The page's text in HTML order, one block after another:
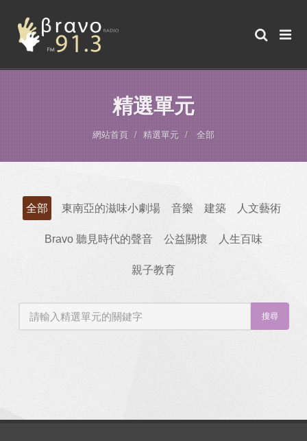
精選單元
網站首頁 精選單元 全部
全部 東南亞的滋味小劇場 音樂 建築 人文藝術
Bravo 聽見時代的聲音 公益關懷 人生百味
親子教育
搜尋